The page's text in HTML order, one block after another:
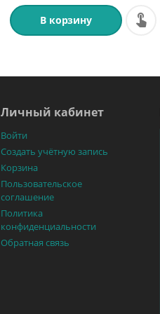
В корзину
Личный кабинет
Войти
Создать учётную запись
Корзина
Пользовательское
соглашение
Политика
конфиденциальности
Обратная связь